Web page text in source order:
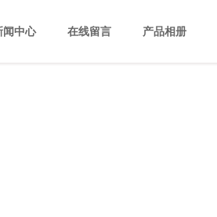
闻中心 在线留言 产品相册